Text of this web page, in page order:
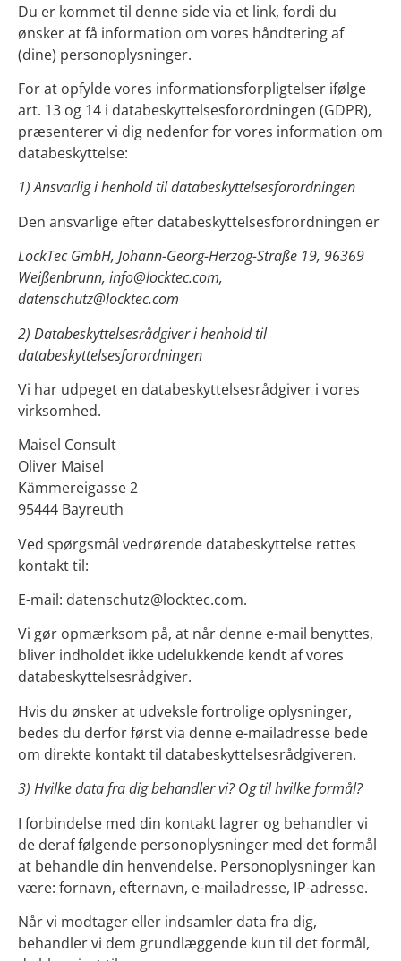
Du er kommet til denne side via et link, fordi du
ønsker at få information om vores håndtering af
(dine) personoplysninger.
For at opfylde vores informationsforpligtelser ifølge
art. 13 og 14 i databeskyttelsesforordningen (GDPR),
præsenterer vi dig nedenfor for vores information om
databeskyttelse:
1) Ansvarlig i henhold til databeskyttelsesforordningen
Den ansvarlige efter databeskyttelsesforordningen er
LockTec GmbH, Johann-Georg-Herzog-Straße 19, 96369
Weißenbrunn, info@locktec.com,
datenschutz@locktec.com
2) Databeskyttelsesrådgiver i henhold til
databeskyttelsesforordningen
Vi har udpeget en databeskyttelsesrådgiver i vores
virksomhed.
Maisel Consult
Oliver Maisel
Kämmereigasse 2
95444 Bayreuth
Ved spørgsmål vedrørende databeskyttelse rettes
kontakt til:
E-mail: datenschutz@locktec.com.
Vi gør opmærksom på, at når denne e-mail benyttes,
bliver indholdet ikke udelukkende kendt af vores
databeskyttelsesrådgiver.
Hvis du ønsker at udveksle fortrolige oplysninger,
bedes du derfor først via denne e-mailadresse bede
om direkte kontakt til databeskyttelsesrådgiveren.
3) Hvilke data fra dig behandler vi? Og til hvilke formål?
I forbindelse med din kontakt lagrer og behandler vi
de deraf følgende personoplysninger med det formål
at behandle din henvendelse. Personoplysninger kan
være: fornavn, efternavn, e-mailadresse, IP-adresse.
Når vi modtager eller indsamler data fra dig,
behandler vi dem grundlæggende kun til det formål,